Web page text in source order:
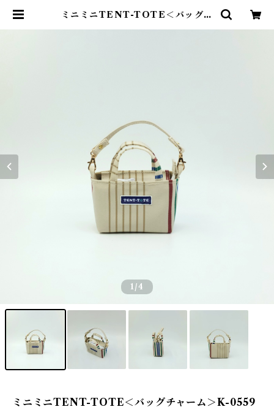
ミニミニTENT-TOTE＜バッグチ
1 /4
ミニミニTENT-TOTE＜バッグチャーム＞K-0559